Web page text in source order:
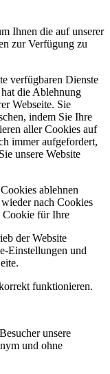
Ihnen die auf unserer
zur Verfügung zu
verfügbaren Dienste
die Ablehnung
Webseite. Sie
indem Sie Ihre
aller Cookies auf
immer aufgefordert,
unsere Website
ablehnen
nach Cookies
Cookie für Ihre
der Website
Einstellungen und
funktionieren.
unsere
und ohne